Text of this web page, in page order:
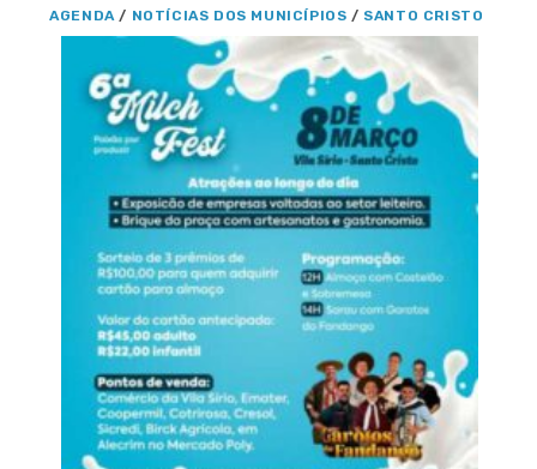
AGENDA/ NOTÍCIAS DOS MUNICÍPIOS / SANTO CRISTO